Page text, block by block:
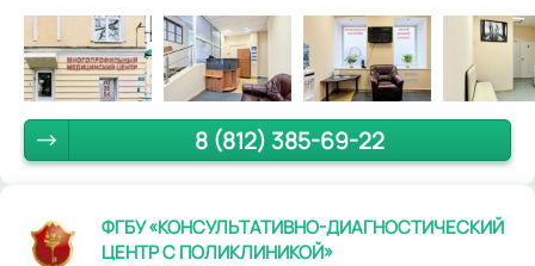
8 (812) 385-69-22
ФГБУ «КОНСУЛЬТАТИВНО-ДИАГНОСТИЧЕСКИЙ
ЦЕНТР С ПОЛИКЛИНИКОЙ»